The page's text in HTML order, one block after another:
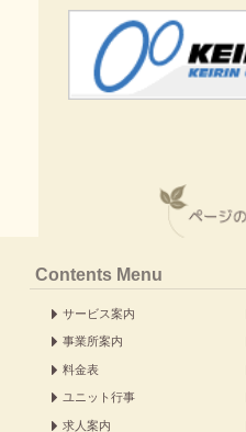
Contents Menu
サービス案内
事業所案内
料金表
ユニット行事
求人案内